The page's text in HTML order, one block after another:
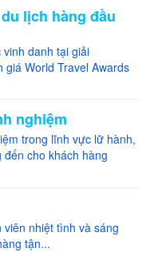
lịch hàng đầu
danh tại giải
giá World Travel Awards
nghiệm
trong lĩnh vực lữ hành,
cho khách hàng
nhiệt tình và sáng
tận...